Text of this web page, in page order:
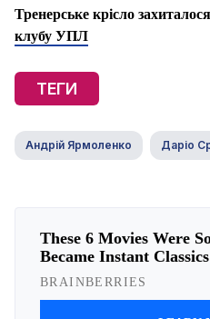
Тренерське крісло
клубу УПЛ
ТЕГИ
Андрій Ярмоленко Даріо